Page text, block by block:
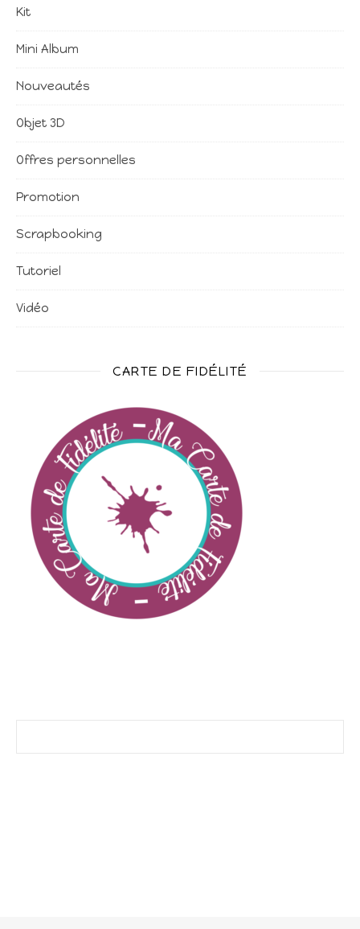
Kit
Mini Album
Nouveautés
Objet 3D
Offres personnelles
Promotion
Scrapbooking
Tutoriel
Vidéo
CARTE DE FIDÉLITÉ